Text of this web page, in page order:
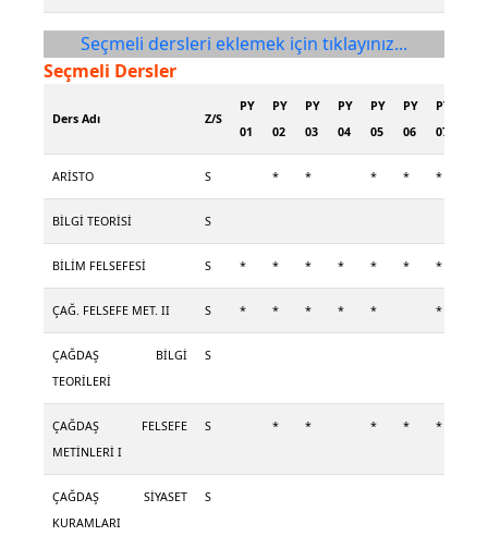
Seçmeli dersleri eklemek için tıklayınız...
Seçmeli Dersler
Ders Adı Z/S
PY
01
PY
02
PY
03
PY
04
PY
05
PY
06
PY
07
ARİSTO S * * * * *
BİLGİ TEORİSİ S
BİLİM FELSEFESİ S * * * * * * *
ÇAĞ. FELSEFE MET. II S * * * * * *
ÇAĞDAŞ BİLGİ
TEORİLERİ
S
ÇAĞDAŞ FELSEFE
METİNLERİ I
S * * * * *
ÇAĞDAŞ SİYASET
KURAMLARI
S